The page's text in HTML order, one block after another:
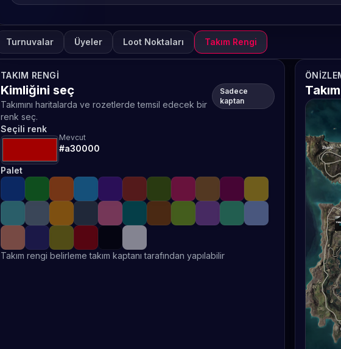
Turnuvalar Üyeler Loot Noktaları Takım Rengi
TAKIM RENGI
Kimliğini seç
Takımını haritalarda ve rozetlerde temsil edecek bir
renk seç.
Sadece
kaptan
Seçili renk
Mevcut
#a30000
Palet
Takım rengi belirleme takım kaptanı tarafından yapılabilir